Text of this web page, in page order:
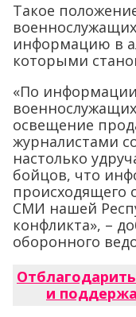
Такое
информацию в
которыми
«По
освещение
журналистами
настолько
бойцов, что
происходящего
СМИ нашей
конфликта», –
оборонного
и